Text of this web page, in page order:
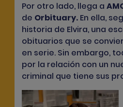
Por otro lado, llega a
de Orbituary. En ella,
historia de Elvira, una
obituarios que se
en serie. Sin embargo,
por la relación con un
criminal que tiene sus